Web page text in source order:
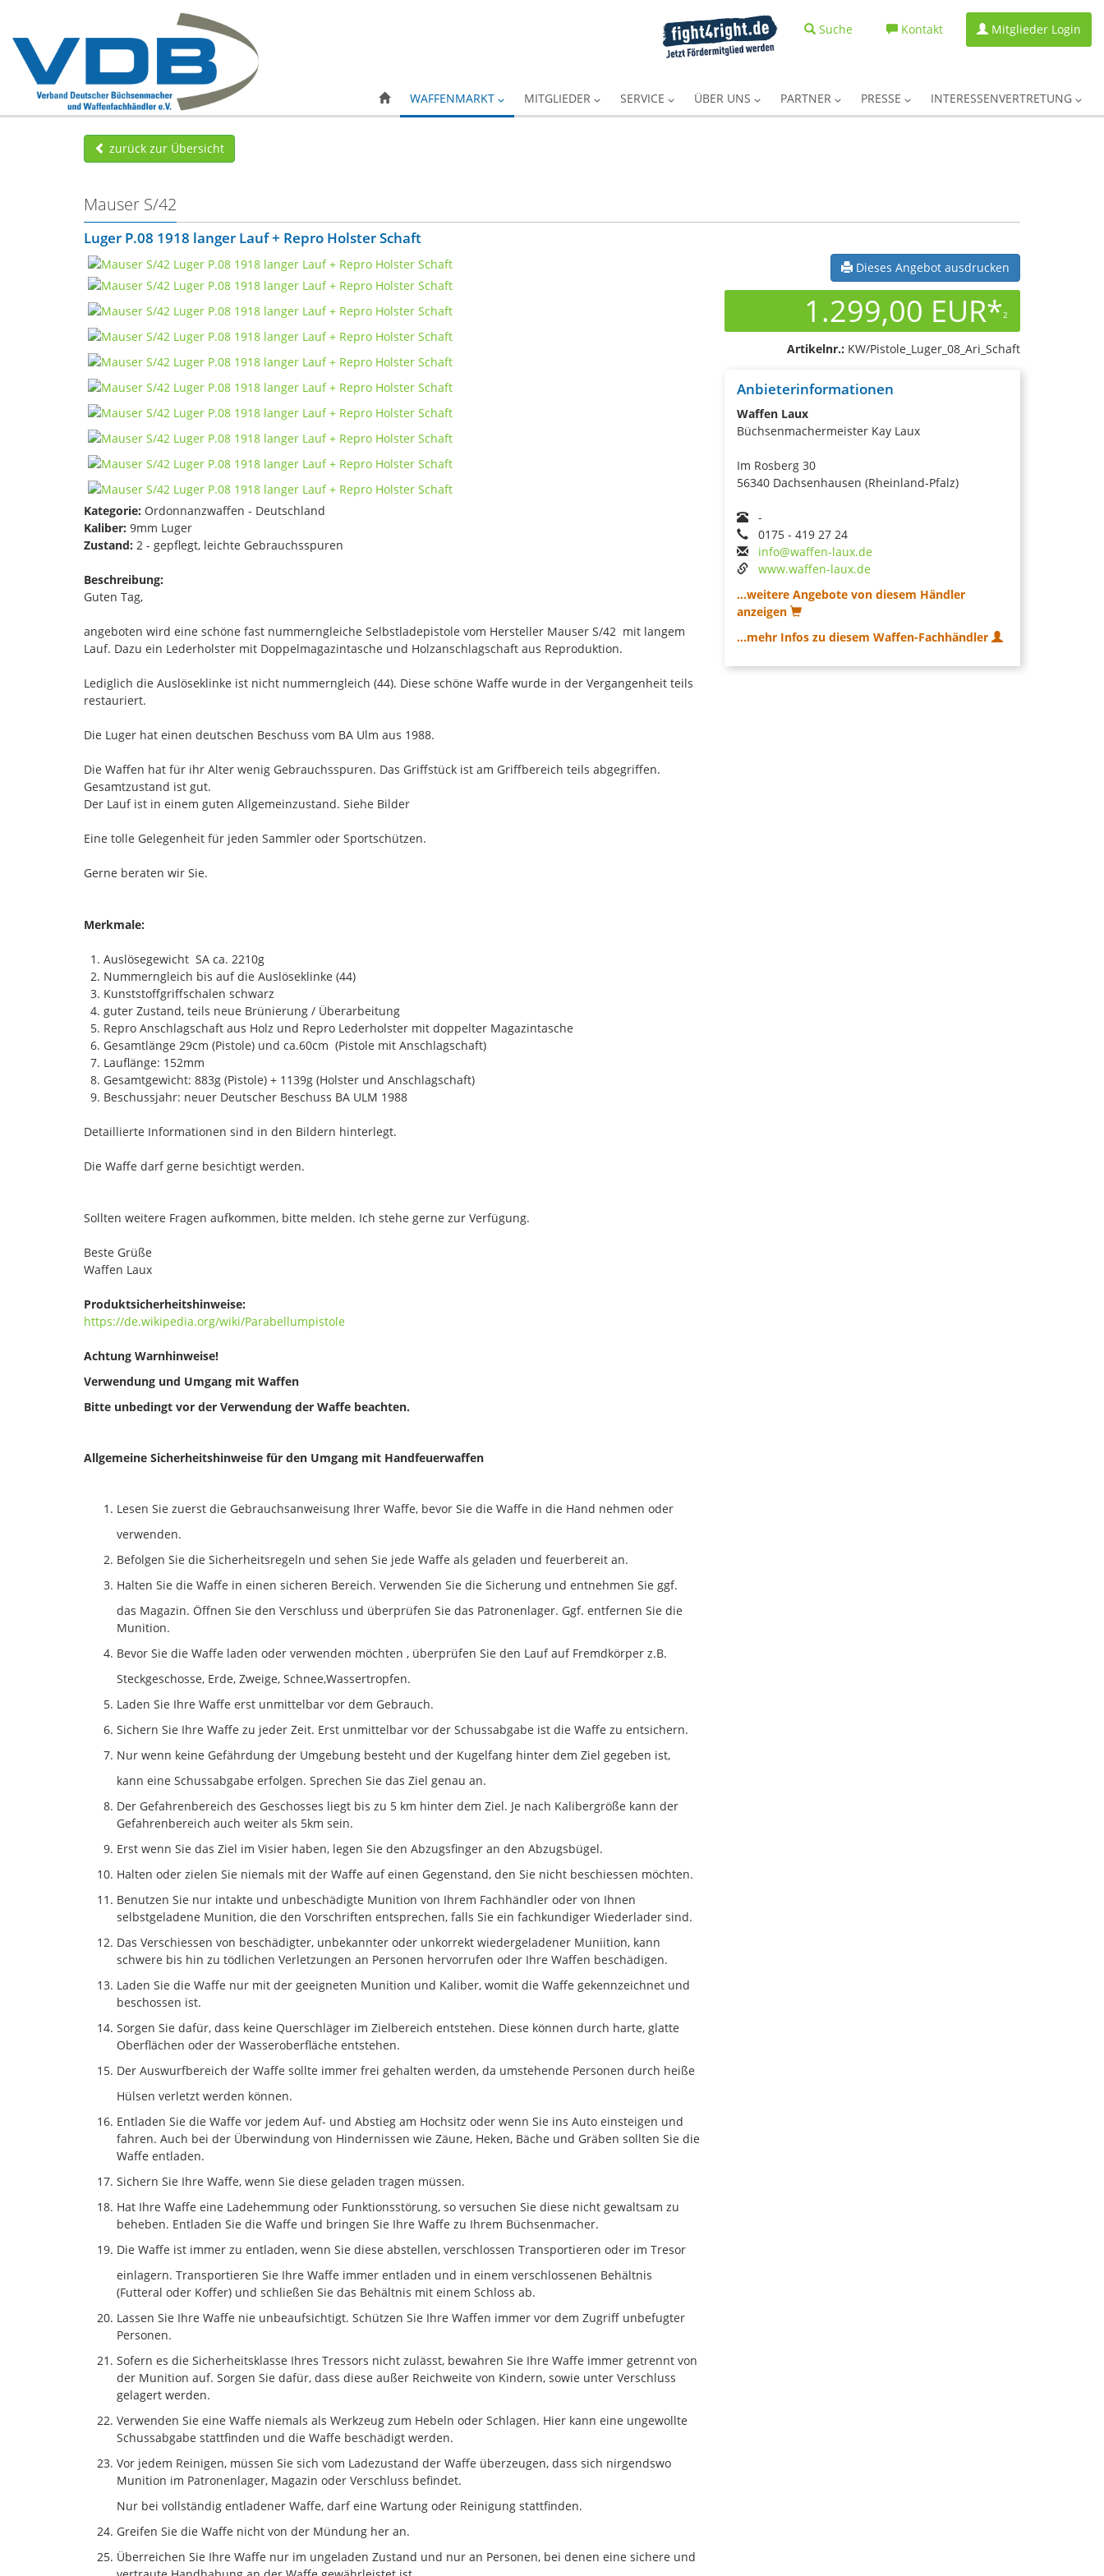
Suche Kontakt Mitglieder Login
WAFFENMARKT MITGLIEDER SERVICE ÜBER UNS PARTNER PRESSE INTERESSENVERTRETUNG
zurück zur Übersicht
Mauser S/42
Luger P.08 1918 langer Lauf + Repro Holster Schaft
Kategorie: Ordonnanzwaffen - Deutschland
Kaliber: 9mm Luger
Zustand: 2 - gepflegt, leichte Gebrauchsspuren
Beschreibung:
Guten Tag,
angeboten wird eine schöne fast nummerngleiche Selbstladepistole vom Hersteller Mauser S/42 mit langem
Lauf. Dazu ein Lederholster mit Doppelmagazintasche und Holzanschlagschaft aus Reproduktion.
Lediglich die Auslöseklinke ist nicht nummerngleich (44). Diese schöne Waffe wurde in der Vergangenheit teils
restauriert.
Die Luger hat einen deutschen Beschuss vom BA Ulm aus 1988.
Die Waffen hat für ihr Alter wenig Gebrauchsspuren. Das Griffstück ist am Griffbereich teils abgegriffen.
Gesamtzustand ist gut.
Der Lauf ist in einem guten Allgemeinzustand. Siehe Bilder
Eine tolle Gelegenheit für jeden Sammler oder Sportschützen.
Gerne beraten wir Sie.
Merkmale:
1. Auslösegewicht SA ca. 2210g
2. Nummerngleich bis auf die Auslöseklinke (44)
3. Kunststoffgriffschalen schwarz
4. guter Zustand, teils neue Brünierung / Überarbeitung
5. Repro Anschlagschaft aus Holz und Repro Lederholster mit doppelter Magazintasche
6. Gesamtlänge 29cm (Pistole) und ca.60cm (Pistole mit Anschlagschaft)
7. Lauflänge: 152mm
8. Gesamtgewicht: 883g (Pistole) + 1139g (Holster und Anschlagschaft)
9. Beschussjahr: neuer Deutscher Beschuss BA ULM 1988
Detaillierte Informationen sind in den Bildern hinterlegt.
Die Waffe darf gerne besichtigt werden.
Sollten weitere Fragen aufkommen, bitte melden. Ich stehe gerne zur Verfügung.
Beste Grüße
Waffen Laux
Produktsicherheitshinweise:
https://de.wikipedia.org/wiki/Parabellumpistole
Achtung Warnhinweise!
Verwendung und Umgang mit Waffen
Bitte unbedingt vor der Verwendung der Waffe beachten.
Allgemeine Sicherheitshinweise für den Umgang mit Handfeuerwaffen
Lesen Sie zuerst die Gebrauchsanweisung Ihrer Waffe, bevor Sie die Waffe in die Hand nehmen oder
verwenden.
Befolgen Sie die Sicherheitsregeln und sehen Sie jede Waffe als geladen und feuerbereit an.
Halten Sie die Waffe in einen sicheren Bereich. Verwenden Sie die Sicherung und entnehmen Sie ggf.
das Magazin. Öffnen Sie den Verschluss und überprüfen Sie das Patronenlager. Ggf. entfernen Sie die
Munition.
Bevor Sie die Waffe laden oder verwenden möchten , überprüfen Sie den Lauf auf Fremdkörper z.B.
Steckgeschosse, Erde, Zweige, Schnee,Wassertropfen.
Laden Sie Ihre Waffe erst unmittelbar vor dem Gebrauch.
Sichern Sie Ihre Waffe zu jeder Zeit. Erst unmittelbar vor der Schussabgabe ist die Waffe zu entsichern.
Nur wenn keine Gefährdung der Umgebung besteht und der Kugelfang hinter dem Ziel gegeben ist,
kann eine Schussabgabe erfolgen. Sprechen Sie das Ziel genau an.
Der Gefahrenbereich des Geschosses liegt bis zu 5 km hinter dem Ziel. Je nach Kalibergröße kann der
Gefahrenbereich auch weiter als 5km sein.
Erst wenn Sie das Ziel im Visier haben, legen Sie den Abzugsfinger an den Abzugsbügel.
Halten oder zielen Sie niemals mit der Waffe auf einen Gegenstand, den Sie nicht beschiessen möchten.
Benutzen Sie nur intakte und unbeschädigte Munition von Ihrem Fachhändler oder von Ihnen
selbstgeladene Munition, die den Vorschriften entsprechen, falls Sie ein fachkundiger Wiederlader sind.
Das Verschiessen von beschädigter, unbekannter oder unkorrekt wiedergeladener Muniition, kann
schwere bis hin zu tödlichen Verletzungen an Personen hervorrufen oder Ihre Waffen beschädigen.
Laden Sie die Waffe nur mit der geeigneten Munition und Kaliber, womit die Waffe gekennzeichnet und
beschossen ist.
Sorgen Sie dafür, dass keine Querschläger im Zielbereich entstehen. Diese können durch harte, glatte
Oberflächen oder der Wasseroberfläche entstehen.
Der Auswurfbereich der Waffe sollte immer frei gehalten werden, da umstehende Personen durch heiße
Hülsen verletzt werden können.
Entladen Sie die Waffe vor jedem Auf- und Abstieg am Hochsitz oder wenn Sie ins Auto einsteigen und
fahren. Auch bei der Überwindung von Hindernissen wie Zäune, Heken, Bäche und Gräben sollten Sie die
Waffe entladen.
Sichern Sie Ihre Waffe, wenn Sie diese geladen tragen müssen.
Hat Ihre Waffe eine Ladehemmung oder Funktionsstörung, so versuchen Sie diese nicht gewaltsam zu
beheben. Entladen Sie die Waffe und bringen Sie Ihre Waffe zu Ihrem Büchsenmacher.
Die Waffe ist immer zu entladen, wenn Sie diese abstellen, verschlossen Transportieren oder im Tresor
einlagern. Transportieren Sie Ihre Waffe immer entladen und in einem verschlossenen Behältnis
(Futteral oder Koffer) und schließen Sie das Behältnis mit einem Schloss ab.
Lassen Sie Ihre Waffe nie unbeaufsichtigt. Schützen Sie Ihre Waffen immer vor dem Zugriff unbefugter
Personen.
Sofern es die Sicherheitsklasse Ihres Tressors nicht zulässt, bewahren Sie Ihre Waffe immer getrennt von
der Munition auf. Sorgen Sie dafür, dass diese außer Reichweite von Kindern, sowie unter Verschluss
gelagert werden.
Verwenden Sie eine Waffe niemals als Werkzeug zum Hebeln oder Schlagen. Hier kann eine ungewollte
Schussabgabe stattfinden und die Waffe beschädigt werden.
Vor jedem Reinigen, müssen Sie sich vom Ladezustand der Waffe überzeugen, dass sich nirgendswo
Munition im Patronenlager, Magazin oder Verschluss befindet.
Nur bei vollständig entladener Waffe, darf eine Wartung oder Reinigung stattfinden.
Greifen Sie die Waffe nicht von der Mündung her an.
Überreichen Sie Ihre Waffe nur im ungeladen Zustand und nur an Personen, bei denen eine sichere und
Dieses Angebot ausdrucken
1.299,00 EUR*2
Artikelnr.: KW/Pistole_Luger_08_Ari_Schaft
Anbieterinformationen
Waffen Laux
Büchsenmachermeister Kay Laux
Im Rosberg 30
56340 Dachsenhausen (Rheinland-Pfalz)
-
0175 - 419 27 24
info@waffen-laux.de
www.waffen-laux.de
...weitere Angebote von diesem Händler
anzeigen
...mehr Infos zu diesem Waffen-Fachhändler